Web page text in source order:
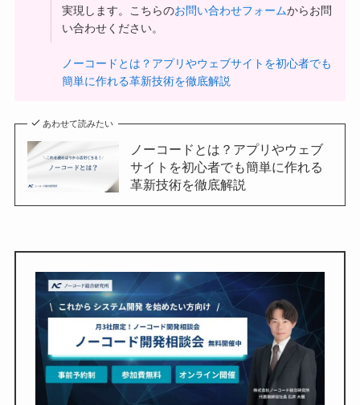
実現します。こちらのお問い合わせフォームからお問
い合わせください。
ノーコードとは？アプリやウェブサイトを初心者でも
簡単に作れる革新技術を徹底解説
あわせて読みたい
ノーコードとは？アプリやウェブ
サイトを初心者でも簡単に作れる
革新技術を徹底解説